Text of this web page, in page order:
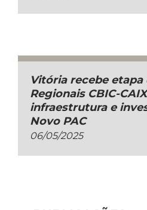
Vitória recebe
Regionais CBIC-
infraestrutura e
Novo PAC
06/05/2025